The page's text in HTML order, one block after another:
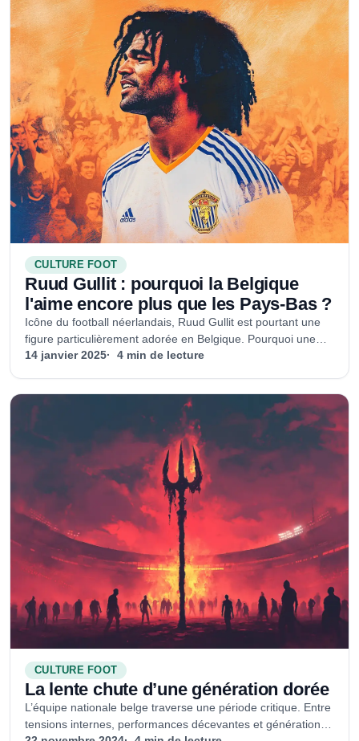
CULTURE FOOT
Ruud Gullit : pourquoi la Belgique
l'aime encore plus que les Pays-Bas ?
Icône du football néerlandais, Ruud Gullit est pourtant une
figure particulièrement adorée en Belgique. Pourquoi une
légende des Oranje est-elle si populaire de l'autre côté de la
14 janvier 2025 4 min de lecture
CULTURE FOOT
La lente chute d’une génération dorée
L’équipe nationale belge traverse une période critique. Entre
tensions internes, performances décevantes et génération